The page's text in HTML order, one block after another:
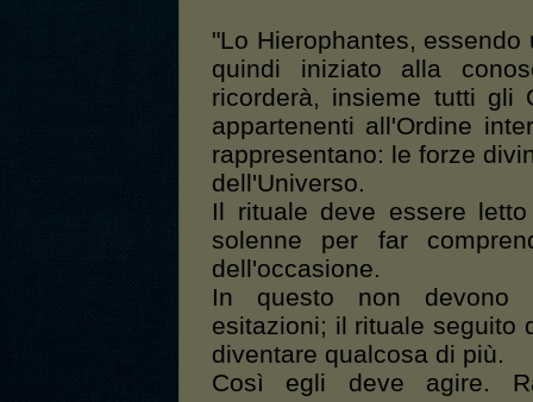
"Lo Hierophantes,
quindi iniziato alla
ricorderà, insieme tutti gli
appartenenti all'Ordine
rappresentano: le forze
dell'Universo.
Il rituale deve essere
solenne per far
dell'occasione.
In questo non devono
esitazioni; il rituale seguito
diventare qualcosa di più.
Così egli deve agire.